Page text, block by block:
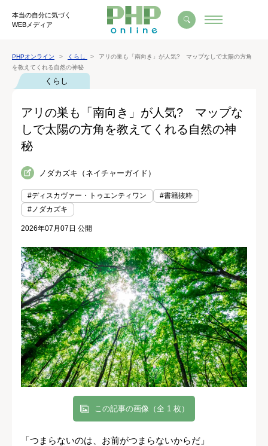
本当の自分に気づく
WEBメディア
PHPオンライン くらし
アリの巣も「南向き」が人気? マップなしで太陽の方角
を教えてくれる自然の神秘
くらし
アリの巣も「南向き」が人気? マップな
しで太陽の方角を教えてくれる自然の神
秘
ノダカズキ（ネイチャーガイド）
#ディスカヴァー・トゥエンティワン
#書籍抜粋
#ノダカズキ
2026年07月07日 公開
この記事の画像（全 1 枚）
「つまらないのは、お前がつまらないからだ」